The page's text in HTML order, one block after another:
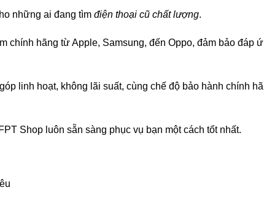
những ai đang tìm điện thoại cũ chất lượng.
chính hãng từ Apple, Samsung, đến Oppo, đảm bảo đáp
linh hoạt, không lãi suất, cùng chế độ bảo hành chính
Shop luôn sẵn sàng phục vụ bạn một cách tốt nhất.